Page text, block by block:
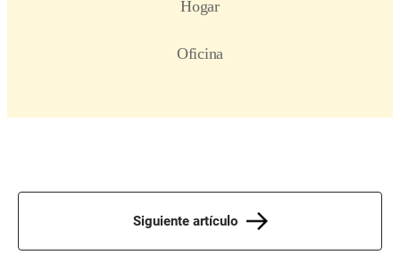
Siguiente artículo